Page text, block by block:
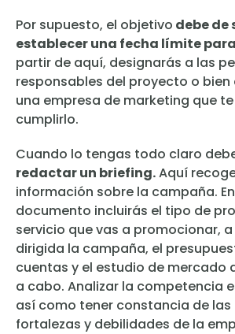
Por supuesto, el objetivo debe de
establecer una fecha límite
partir de aquí, designarás a las
responsables del proyecto o
una empresa de marketing que
cumplirlo.
Cuando lo tengas todo claro
redactar un briefing.Aquí
información sobre la campaña.
documento incluirás el tipo de
servicio que vas a promocionar,
dirigida la campaña, el
cuentas y el estudio de mercado
a cabo. Analizar la competencia
así como tener constancia de las
fortalezas y debilidades de la